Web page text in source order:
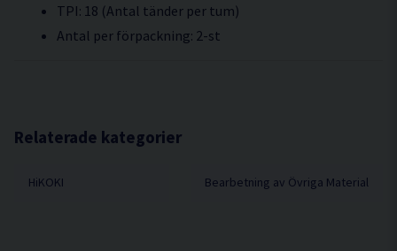
TPI: 18 (Antal tänder per tum)
Antal per förpackning: 2-st
Relaterade kategorier
HiKOKI Bearbetning av Övriga Material